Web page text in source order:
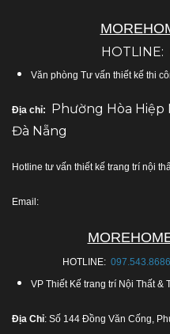
HOTLINE:
Văn phòng Tư vấn thiết kế thi
Địa chỉ:
Phường Hòa Hiệp
Đà Nẵng
Hotline tư vấn thiết kế trang trí nội
Email:
HOTLINE: 097.543.8686
VP Thiết Kế trang trí Nội Thất &
Địa Chỉ: Số 144 Đồng Văn Cống,